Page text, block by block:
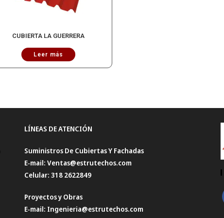
CUBIERTA LA GUERRERA
Leer más
LÍNEAS DE ATENCIÓN
Suministros De Cubiertas Y Fachadas
E-mail: Ventas@estrutechos.com
Celular: 318 2622849
Proyectos y Obras
E-mail: Ingenieria@estrutechos.com